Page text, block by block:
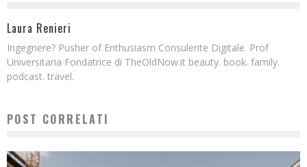
Laura Renieri
Ingegnere? Pusher of Enthusiasm Consulente Digitale. Prof
Universitaria Fondatrice di TheOldNow.it beauty. book. family.
podcast. travel.
POST CORRELATI